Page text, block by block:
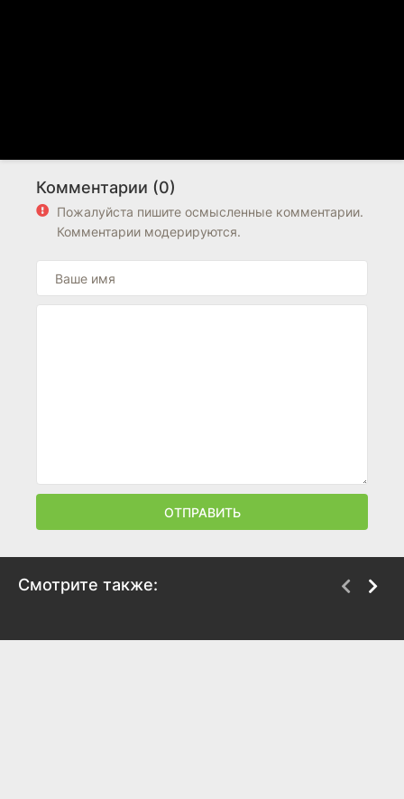
Комментарии (0)
Пожалуйста пишите осмысленные комментарии.
Комментарии модерируются.
ОТПРАВИТЬ
Смотрите также: